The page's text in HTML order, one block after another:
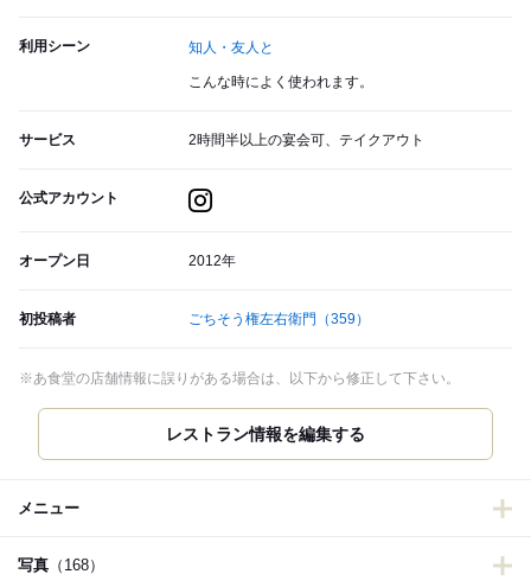
利用シーン 知人・友人と
こんな時によく使われます。
サービス 2時間半以上の宴会可、テイクアウト
公式アカウント
オープン日 2012年
初投稿者 ごちそう権左右衛門 （359）
※あ食堂の店舗情報に誤りがある場合は、以下から修正して下さい。
メニュー
写真 （168）